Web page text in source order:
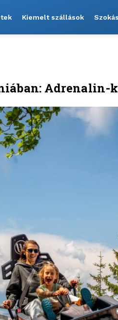
Kiemelt szállások
Adrenalin-